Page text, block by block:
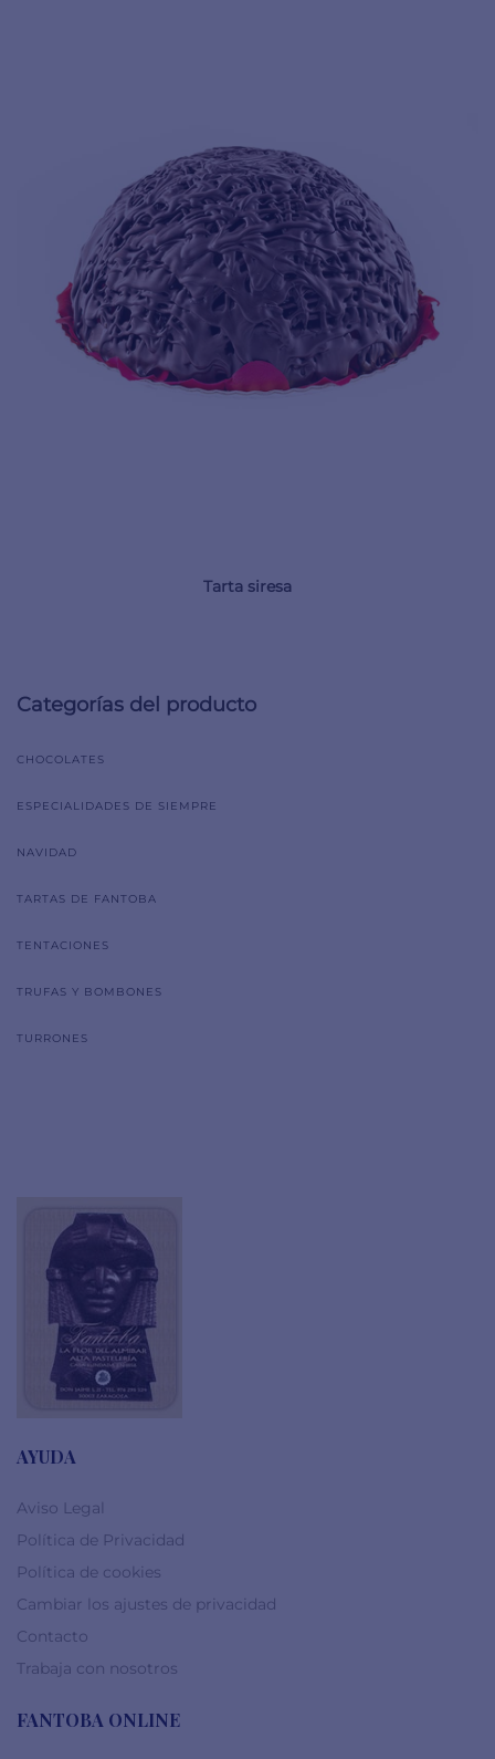
Tarta siresa
Categorías del producto
CHOCOLATES
ESPECIALIDADES DE SIEMPRE
NAVIDAD
TARTAS DE FANTOBA
TENTACIONES
TRUFAS Y BOMBONES
TURRONES
AYUDA
Aviso Legal
Política de Privacidad
Política de cookies
Cambiar los ajustes de privacidad
Contacto
Trabaja con nosotros
FANTOBA ONLINE